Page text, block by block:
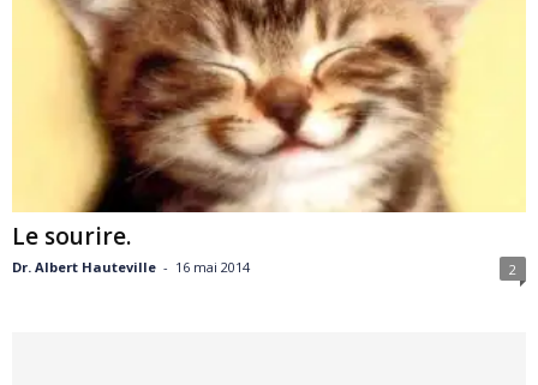
Le sourire.
Dr. Albert Hauteville - 16 mai 2014 2